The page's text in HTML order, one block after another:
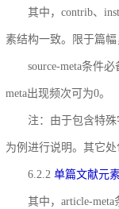
其中，contrib、
素结构一致。限于篇
source-meta条件
meta出现频次可为0。
注：由于包含特殊
为例进行说明。其它
6.2.2 单篇文献元
其中，article-